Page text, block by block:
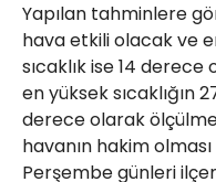
Yapılan tahminlere
hava etkili olacak ve
sıcaklık ise 14
en yüksek sıcaklığın
derece olarak
havanın hakim
Perşembe günleri